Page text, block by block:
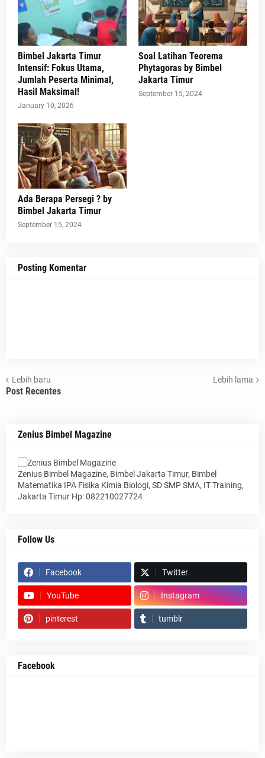
Bimbel Jakarta Timur
Intensif: Fokus Utama,
Jumlah Peserta Minimal,
Hasil Maksimal!
January 10, 2026
Soal Latihan Teorema
Phytagoras by Bimbel
Jakarta Timur
September 15, 2024
Ada Berapa Persegi ? by
Bimbel Jakarta Timur
September 15, 2024
Posting Komentar
Lebih baru Lebih lama
Post Recentes
Zenius Bimbel Magazine
Zenius Bimbel Magazine, Bimbel Jakarta Timur, Bimbel
Matematika IPA Fisika Kimia Biologi, SD SMP SMA, IT Training,
Jakarta Timur Hp: 082210027724
Follow Us
Facebook Twitter
YouTube Instagram
pinterest tumblr
Facebook